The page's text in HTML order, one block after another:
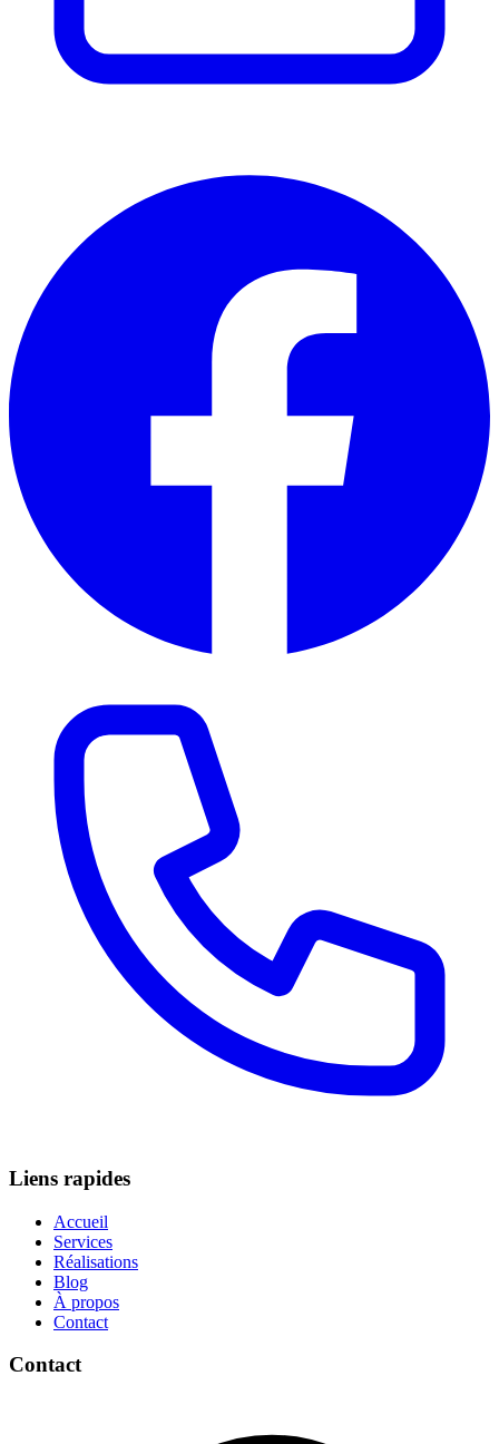
Liens rapides
Accueil
Services
Réalisations
Blog
À propos
Contact
Contact